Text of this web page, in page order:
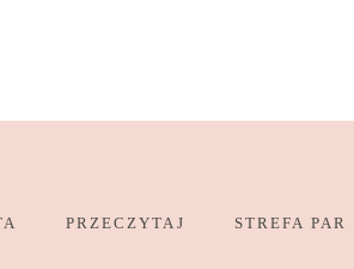
PRZECZYTAJ STREFA PAR